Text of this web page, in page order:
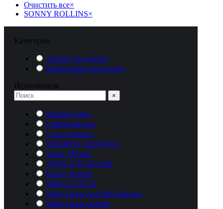
Очистить все×
SONNY ROLLINS×
Категории
Архив проданных
Виниловые пластинки
Исполнитель
×
Bennie Green
Clifford Brown
Gene Ammons
HENRYK SZERYNG
Jackie Mclean
JOHN COLTRANE
Kenny Burrell
MILES DAVIS
Miles Davis And Milt Jackson
Miles Davis Quintet